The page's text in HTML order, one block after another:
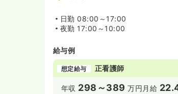
日勤 08:00～17:00
夜勤 17:00～10:00
給与例
想定給与 正看護師
年収 298～389 万円 月給